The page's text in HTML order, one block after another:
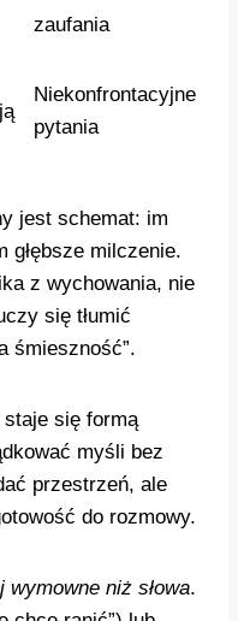
zaufania
Niekonfrontacyjne
pytania
jest schemat: im
głębsze milczenie.
z wychowania, nie
się tłumić
śmieszność”.
się formą
myśli bez
przestrzeń, ale
do rozmowy.
niż słowa.